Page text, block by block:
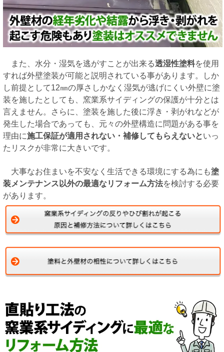
また、水分・湿気を逃がすことが出来る透湿性塗料を使用
すれば外壁塗装が可能と説明されている事があります。しか
し前提として12㎜の厚さしかなく湿気が逃げにくい外壁に塗
装を施したとしても、窯業系サイディングの保護が十分とは
言えません。さらに、塗装を施した後に浮き・剥がれなどが
発生した場合であっても、元々の外壁構造に問題がある事を
理由に施工保証が適用されない・補修してもらえないといっ
たリスクが非常に大きいです。
大事なお住まいを不安なく生活できる環境にする為にも塗
装メンテナンス以外の最適なリフォーム方法を検討する必要
があります。